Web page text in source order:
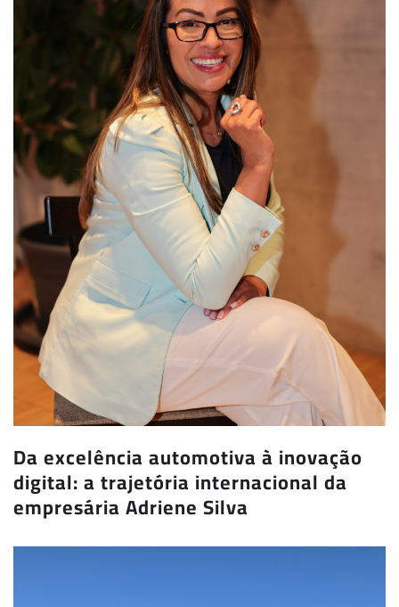
Da excelência automotiva à inovação
digital: a trajetória internacional da
empresária Adriene Silva